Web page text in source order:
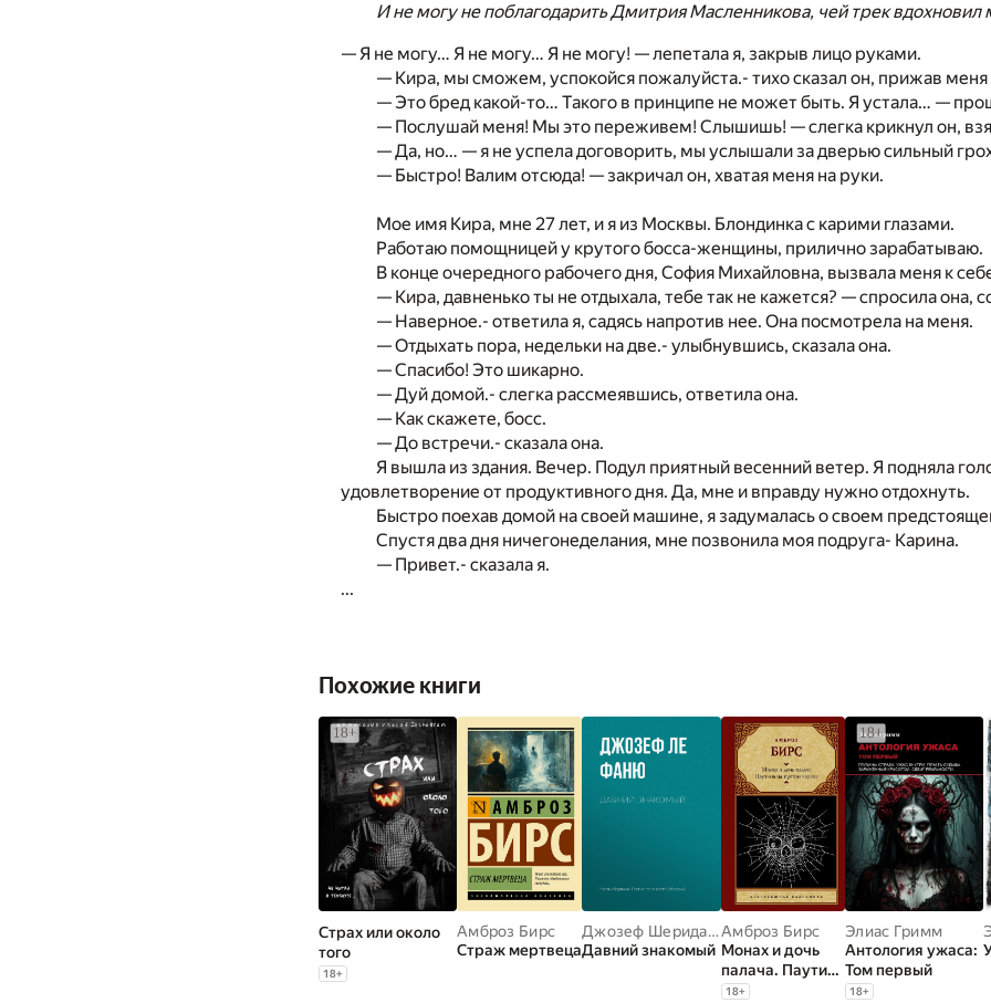
И не могу не поблагодарить Дмитрия Масленникова, чей трек вдохновил
— Я не могу… Я не могу… Я не могу! — лепетала я, закрыв лицо руками.
— Кира, мы сможем, успокойся пожалуйста.- тихо сказал он, прижав меня
— Это бред какой-то… Такого в принципе не может быть. Я устала… —
— Послушай меня! Мы это переживем! Слышишь! — слегка крикнул он,
— Да, но… — я не успела договорить, мы услышали за дверью сильный
— Быстро! Валим отсюда! — закричал он, хватая меня на руки.
Мое имя Кира, мне 27 лет, и я из Москвы. Блондинка с карими глазами.
Работаю помощницей у крутого босса-женщины, прилично зарабатываю.
В конце очередного рабочего дня, София Михайловна, вызвала меня к
— Кира, давненько ты не отдыхала, тебе так не кажется? — спросила она,
— Наверное.- ответила я, садясь напротив нее. Она посмотрела на меня.
— Отдыхать пора, недельки на две.- улыбнувшись, сказала она.
— Спасибо! Это шикарно.
— Дуй домой.- слегка рассмеявшись, ответила она.
— Как скажете, босс.
— До встречи.- сказала она.
Я вышла из здания. Вечер. Подул приятный весенний ветер. Я подняла
удовлетворение от продуктивного дня. Да, мне и вправду нужно отдохнуть.
Быстро поехав домой на своей машине, я задумалась о своем
Спустя два дня ничегонеделания, мне позвонила моя подруга- Карина.
— Привет.- сказала я.
...
Похожие книги
Страх или около
того
18+
Амброз Бирс
Страж мертвеца
Джозеф Шеридан Ле Фаню
Давний знакомый
Амброз Бирс
Монах и дочь
палача. Паутина
на пустом
18+
Элиас Гримм
Антология ужаса:
Том первый
18+